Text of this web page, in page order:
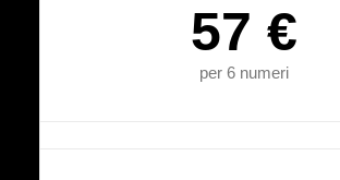
57 €
per 6 numeri